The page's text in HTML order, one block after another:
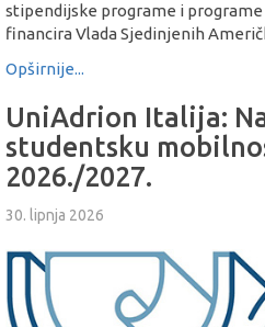
stipendijske programe i
financira Vlada Sjedinjenih
Opširnije...
UniAdrion Italija:
studentsku
2026./2027.
30. lipnja 2026